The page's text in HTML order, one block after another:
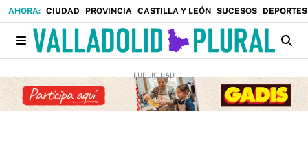
CIUDAD PROVINCIA CASTILLA Y LEÓN SUCESOS DEPORTES